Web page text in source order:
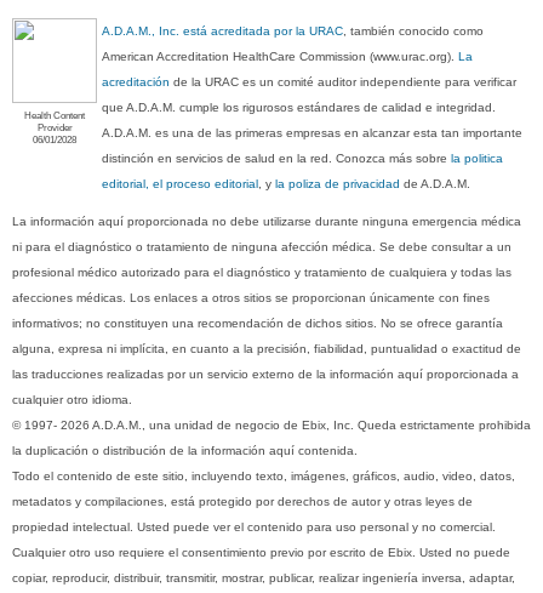
Health Content
Provider
06/01/2028
A.D.A.M., Inc. está acreditada por la URAC, también conocido como
American Accreditation HealthCare Commission (www.urac.org).La
acreditación de la URAC es un comité auditor independiente para verificar
que A.D.A.M. cumple los rigurosos estándares de calidad e integridad.
A.D.A.M. es una de las primeras empresas en alcanzar esta tan importante
distinción en servicios de salud en la red. Conozca más sobrela politica
editorial, el proceso editorial, yla poliza de privacidad de A.D.A.M.
La información aquí proporcionada no debe utilizarse durante ninguna emergencia médica
ni para el diagnóstico o tratamiento de ninguna afección médica. Se debe consultar a un
profesional médico autorizado para el diagnóstico y tratamiento de cualquiera y todas las
afecciones médicas. Los enlaces a otros sitios se proporcionan únicamente con fines
informativos; no constituyen una recomendación de dichos sitios. No se ofrece garantía
alguna, expresa ni implícita, en cuanto a la precisión, fiabilidad, puntualidad o exactitud de
las traducciones realizadas por un servicio externo de la información aquí proporcionada a
cualquier otro idioma.
© 1997- 2026 A.D.A.M., una unidad de negocio de Ebix, Inc. Queda estrictamente prohibida
la duplicación o distribución de la información aquí contenida.
Todo el contenido de este sitio, incluyendo texto, imágenes, gráficos, audio, video, datos,
metadatos y compilaciones, está protegido por derechos de autor y otras leyes de
propiedad intelectual. Usted puede ver el contenido para uso personal y no comercial.
Cualquier otro uso requiere el consentimiento previo por escrito de Ebix. Usted no puede
copiar, reproducir, distribuir, transmitir, mostrar, publicar, realizar ingeniería inversa, adaptar,